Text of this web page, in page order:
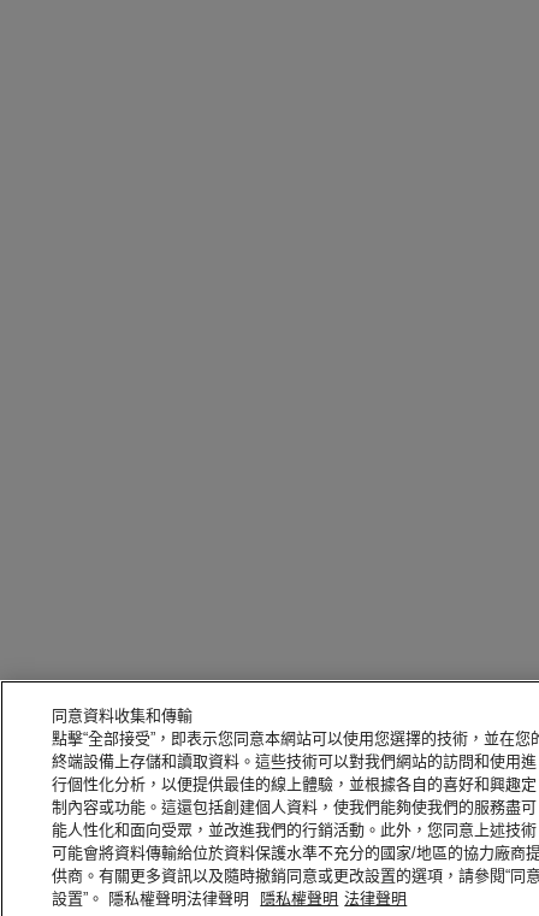
同意資料收集和傳輸
點擊“全部接受”，即表示您同意本網站可以使用您選擇的技術，並在您
終端設備上存儲和讀取資料。這些技術可以對我們網站的訪問和使用進
行個性化分析，以便提供最佳的線上體驗，並根據各自的喜好和興趣定
制內容或功能。這還包括創建個人資料，使我們能夠使我們的服務盡可
能人性化和面向受眾，並改進我們的行銷活動。此外，您同意上述技術
可能會將資料傳輸給位於資料保護水準不充分的國家/地區的協力廠商
供商。有關更多資訊以及隨時撤銷同意或更改設置的選項，請參閱“同
設置”。 隱私權聲明法律聲明
隱私權聲明 法律聲明